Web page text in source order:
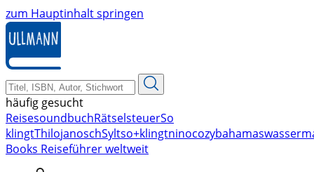
zum Hauptinhalt springen
häufig gesucht
ReisesoundbuchRätselsteuerSo
klingtThilojanoschSyltso+klingtninocozybahamas
Books Reiseführer weltweit